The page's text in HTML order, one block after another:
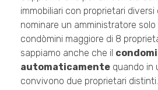
immobiliari con proprietari diversi
nominare un amministratore
condòmini maggiore di 8
sappiamo anche che il
automaticamente quando in
convivono due proprietari distinti.